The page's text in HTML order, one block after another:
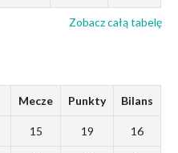
Zobacz całą tabelę
Mecze Punkty Bilans
15 19 16